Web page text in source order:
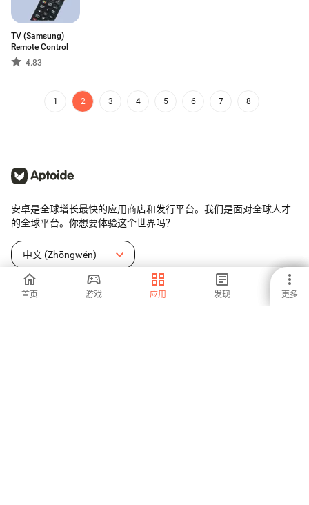
首页 游戏 应用 发现 更多
TV (Samsung)
Remote Control
4.83
1 2 3 4 5 6 7 8
安卓是全球增长最快的应用商店和发行平台。我们是面对全球人才
的全球平台。你想要体验这个世界吗？
中文 (Zhōngwén)